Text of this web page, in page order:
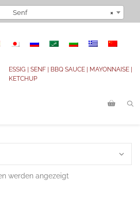
×
Senf
ESSIG | SENF | BBQ SAUCE | MAYONNAISE |
KETCHUP
werden angezeigt